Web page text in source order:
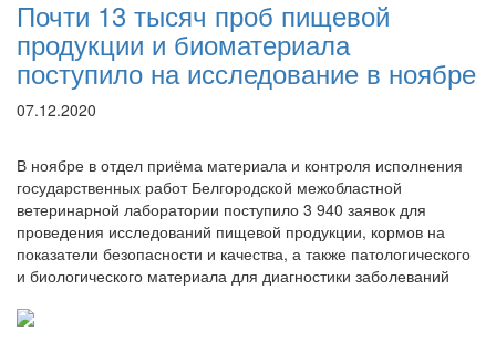
Почти 13 тысяч проб пищевой
продукции и биоматериала
поступило на исследование в ноябре
07.12.2020
В ноябре в отдел приёма материала и контроля исполнения
государственных работ Белгородской межобластной
ветеринарной лаборатории поступило 3 940 заявок для
проведения исследований пищевой продукции, кормов на
показатели безопасности и качества, а также патологического
и биологического материала для диагностики заболеваний